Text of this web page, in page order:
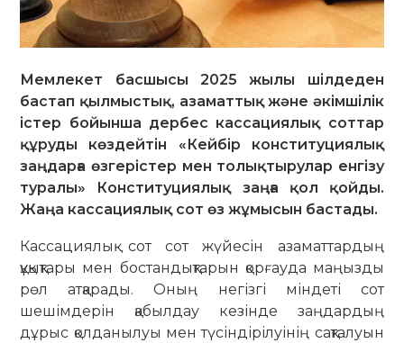
Мемлекет басшысы 2025 жылы шілдеден
бастап қылмыстық, азаматтық және әкімшілік
істер бойынша дербес кассациялық соттар
құруды көздейтін «Кейбір конституциялық
заңдарға өзгерістер мен толықтырулар енгізу
туралы» Конституциялық заңға қол қойды.
Жаңа кассациялық сот өз жұмысын бастады.
Кассациялық сот сот жүйесін азаматтардың
құқықтары мен бостандықтарын қорғауда маңызды
рөл атқарады. Оның негізгі міндеті сот
шешімдерін қабылдау кезінде заң­дардың
дұрыс қолданылуы мен түсіндірілуінің сақталуын